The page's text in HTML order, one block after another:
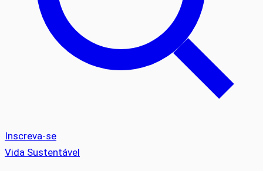
Inscreva-se
Vida Sustentável